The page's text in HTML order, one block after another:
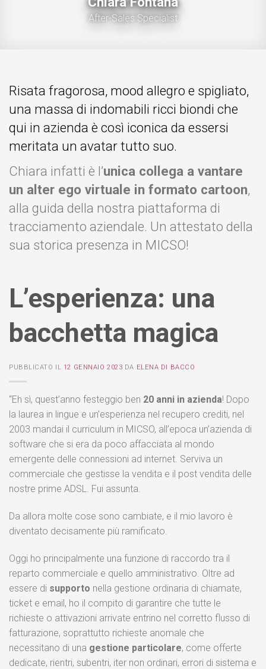
After-Sales Specialist
Risata fragorosa, mood allegro e spigliato,
una massa di indomabili ricci biondi che
qui in azienda è così iconica da essersi
meritata un avatar tutto suo.
Chiara infatti è l’unica collega a vantare
un alter ego virtuale in formato cartoon,
alla guida della nostra piattaforma di
tracciamento aziendale. Un attestato della
sua storica presenza in MICSO!
L’esperienza: una
bacchetta magica
PUBBLICATO IL 12 GENNAIO 2023 DA ELENA DI BACCO
“Eh sì, quest’anno festeggio ben 20 anni in azienda! Dopo
la laurea in lingue e un’esperienza nel recupero crediti, nel
2003 mandai il curriculum in MICSO, all’epoca un’azienda di
software che si era da poco affacciata al mondo
emergente delle connessioni ad internet. Serviva un
commerciale che gestisse la vendita e il post vendita delle
nostre prime ADSL. Fui assunta.
Da allora molte cose sono cambiate, e il mio lavoro è
diventato decisamente più ramificato.
Oggi ho principalmente una funzione di raccordo tra il
reparto commerciale e quello amministrativo. Oltre ad
essere di supporto nella gestione ordinaria di chiamate,
ticket e email, ho il compito di garantire che tutte le
richieste o attivazioni arrivate entrino nel corretto flusso di
fatturazione, soprattutto richieste anomale che
necessitano di una gestione particolare, come offerte
dedicate, rientri, subentri, iter non ordinari, errori di sistema e